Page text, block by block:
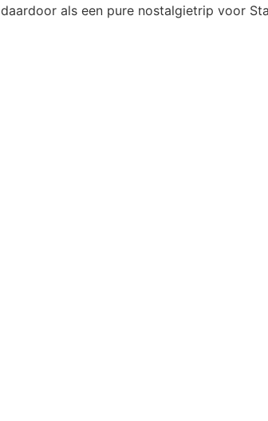
daardoor als een pure nostalgietrip voor